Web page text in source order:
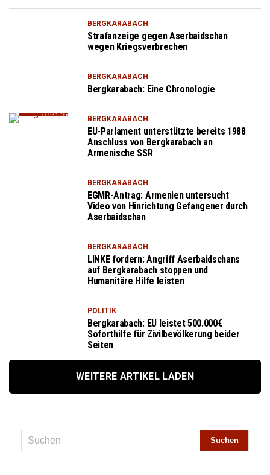
BERGKARABACH
Strafanzeige gegen Aserbaidschan
wegen Kriegsverbrechen
BERGKARABACH
Bergkarabach: Eine Chronologie
BERGKARABACH
EU-Parlament unterstützte bereits 1988
Anschluss von Bergkarabach an
Armenische SSR
BERGKARABACH
EGMR-Antrag: Armenien untersucht
Video von Hinrichtung Gefangener durch
Aserbaidschan
BERGKARABACH
LINKE fordern: Angriff Aserbaidschans
auf Bergkarabach stoppen und
Humanitäre Hilfe leisten
POLITIK
Bergkarabach: EU leistet 500.000€
Soforthilfe für Zivilbevölkerung beider
Seiten
WEITERE ARTIKEL LADEN